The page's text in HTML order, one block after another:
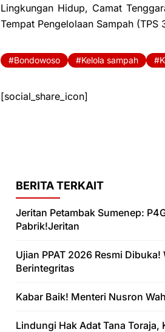
Lingkungan Hidup, Camat
Tempat Pengelolaan Sampah
Bondowoso Kelola sampah
[social_share_icon]
BERITA TERKAIT
Jeritan Petambak Sumenep:
Pabrik!Jeritan
Ujian PPAT 2026 Resmi
Berintegritas
Kabar Baik! Menteri Nusron
Lindungi Hak Adat Tana Toraja,